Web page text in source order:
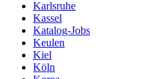
Karlsruhe
Kassel
Katalog-Jobs
Keulen
Kiel
Köln